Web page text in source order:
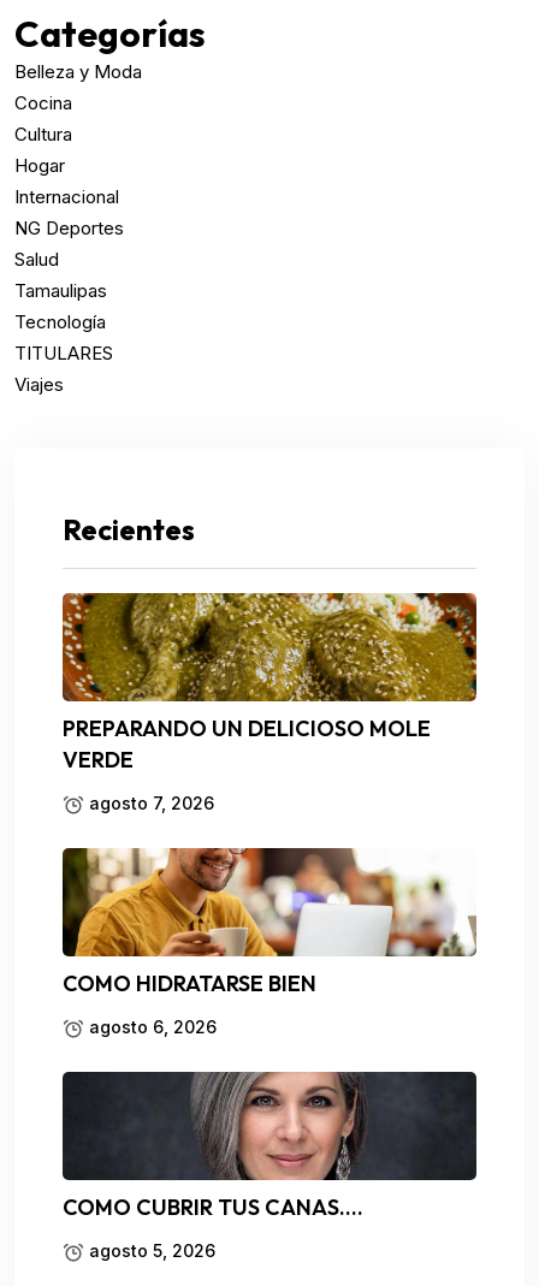
Categorías
Belleza y Moda
Cocina
Cultura
Hogar
Internacional
NG Deportes
Salud
Tamaulipas
Tecnología
TITULARES
Viajes
Recientes
PREPARANDO UN DELICIOSO MOLE
VERDE
agosto 7, 2026
COMO HIDRATARSE BIEN
agosto 6, 2026
COMO CUBRIR TUS CANAS….
agosto 5, 2026